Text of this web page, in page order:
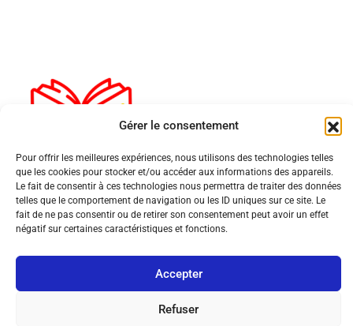
Gérer le consentement
Pour offrir les meilleures expériences, nous utilisons des technologies telles
que les cookies pour stocker et/ou accéder aux informations des appareils.
Le fait de consentir à ces technologies nous permettra de traiter des données
telles que le comportement de navigation ou les ID uniques sur ce site. Le
fait de ne pas consentir ou de retirer son consentement peut avoir un effet
négatif sur certaines caractéristiques et fonctions.
Accepter
Refuser
© Copyright 2026 MultiPol 360 | All Rights Reserved.
Politique de cookies (UE)